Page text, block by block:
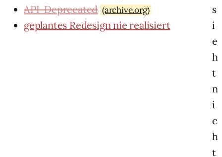
API-Deprecated (archive.org)
geplantes Redesign nie realisiert
s
i
e
h
t
n
i
c
h
t